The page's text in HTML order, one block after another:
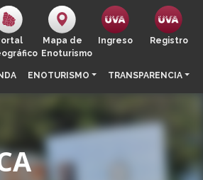
Mapa de
Enoturismo
Ingreso Registro
ENOTURISMO TRANSPARENCIA